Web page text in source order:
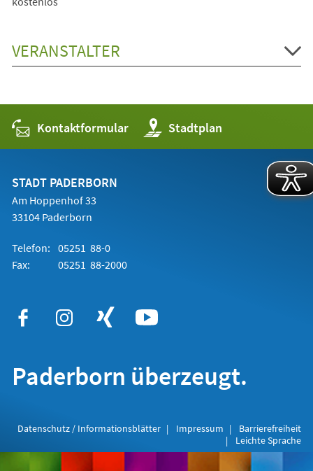
VERANSTALTER
Kontaktformular Stadtplan
(Öffnet
in
einem
STADT PADERBORN
Am Hoppenhof 33
33104 Paderborn
Telefon: 05251 88-0
Fax:
05251 88-2000
Paderborn überzeugt.
Datenschutz / Informationsblätter Impressum
Barrierefreiheit
Leichte Sprache